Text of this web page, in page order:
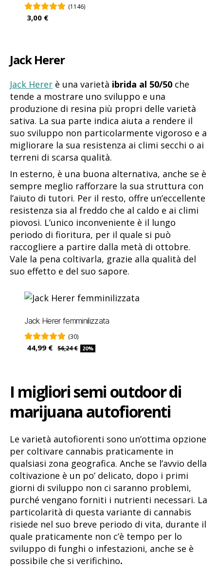
(1146)
3,00 €
Jack Herer
Jack Herer è una varietà ibrida al 50/50 che
tende a mostrare uno sviluppo e una
produzione di resina più propri delle varietà
sativa. La sua parte indica aiuta a rendere il
suo sviluppo non particolarmente vigoroso e a
migliorare la sua resistenza ai climi secchi o ai
terreni di scarsa qualità.
In esterno, è una buona alternativa, anche se è
sempre meglio rafforzare la sua struttura con
l’aiuto di tutori. Per il resto, offre un’eccellente
resistenza sia al freddo che al caldo e ai climi
piovosi. L’unico inconveniente è il lungo
periodo di fioritura, per il quale si può
raccogliere a partire dalla metà di ottobre.
Vale la pena coltivarla, grazie alla qualità del
suo effetto e del suo sapore.
Jack Herer femminilizzata
(30)
44,99 € 56,24 € 20%
I migliori semi outdoordi
marijuana autofiorenti
Le varietà autofiorenti sono un’ottima opzione
per coltivare cannabis praticamente in
qualsiasi zona geografica. Anche se l’avvio della
coltivazione è un po’ delicato, dopo i primi
giorni di sviluppo non ci saranno problemi,
purché vengano forniti i nutrienti necessari. La
particolarità di questa variante di cannabis
risiede nel suo breve periodo di vita, durante il
quale praticamente non c’è tempo per lo
sviluppo di funghi o infestazioni, anche se è
possibile che si verifichino.